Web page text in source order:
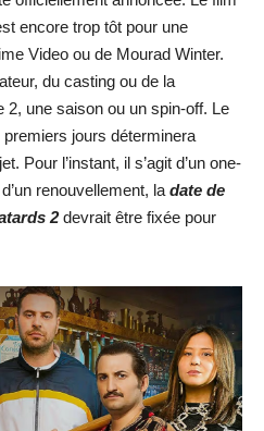
encore trop tôt pour une
Video ou de Mourad Winter.
du casting ou de la
2, une saison ou un spin-off. Le
jours déterminera
Pour l’instant, il s’agit d’un one-
renouvellement, la date de
2devrait être fixée pour